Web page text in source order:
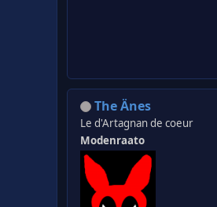
The Änes
Le d'Artagnan de coeur
Modenraato